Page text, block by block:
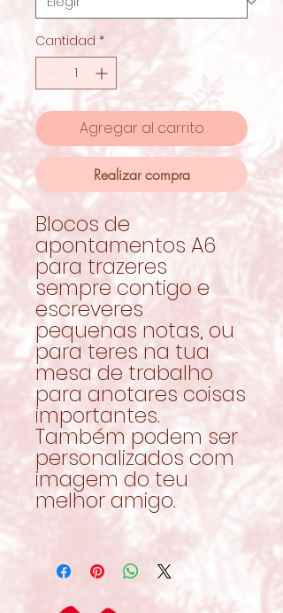
Cantidad *
Agregar al carrito
Realizar compra
Blocos de
apontamentos A6
para trazeres
sempre contigo e
escreveres
pequenas notas, ou
para teres na tua
mesa de trabalho
para anotares coisas
importantes.
Também podem ser
personalizados com
imagem do teu
melhor amigo.